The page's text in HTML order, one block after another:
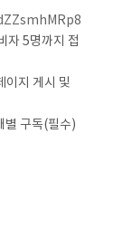
자 5명까지 접
이지 게시 및
별 구독(필수)